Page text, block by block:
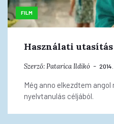
FILM
Használati
Szerző:Patarica Ildikó
Még anno elkezdtem
nyelvtanulás céljából.